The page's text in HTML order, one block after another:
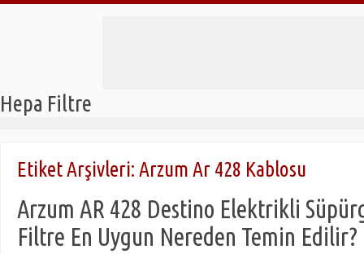
Hepa Filtre
Etiket Arşivleri: Arzum Ar 428 Kablosu
Arzum AR 428 Destino Elektrikli
Filtre En Uygun Nereden Temin Edilir?